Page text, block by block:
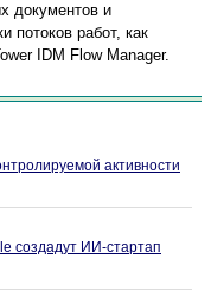
документов и
потоков работ, как
IDM Flow Manager.
активности
создадут ИИ-стартап